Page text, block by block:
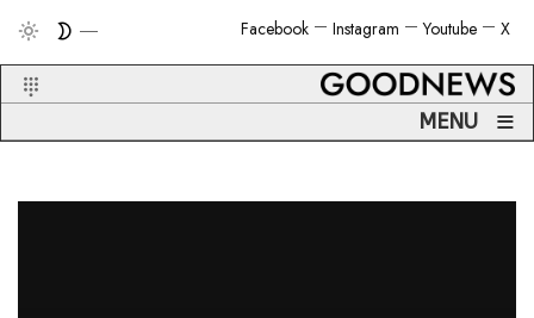
X
Youtube
Instagram
Facebook
MENU ≡